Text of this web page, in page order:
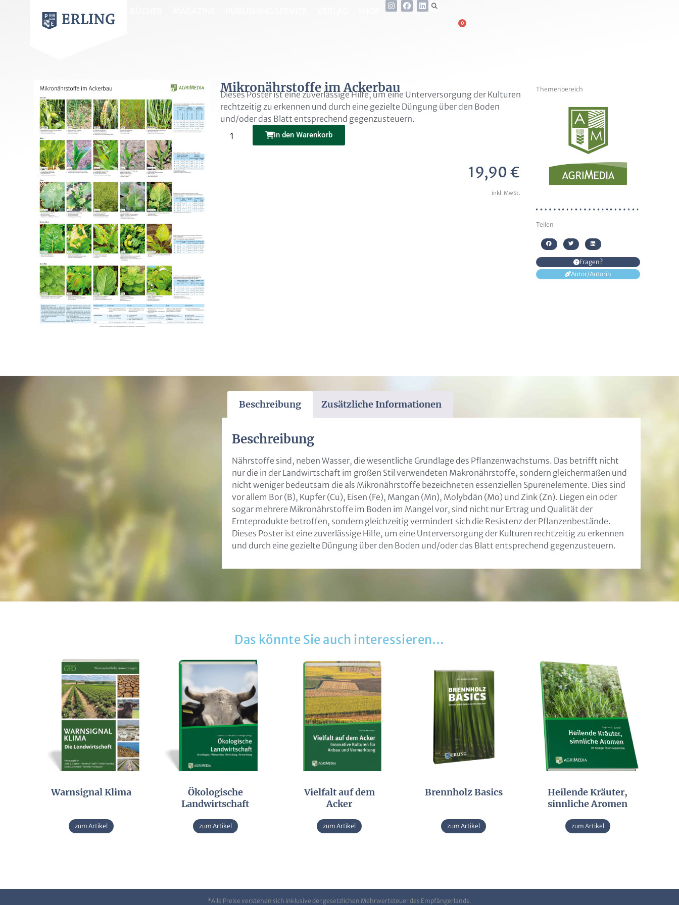
0
Mikronährstoffe im Ackerbau
Dieses Poster ist eine zuverlässige Hilfe, um eine Unterversorgung der Kulturen
rechtzeitig zu erkennen und durch eine gezielte Düngung über den Boden
und/oder das Blatt entsprechend gegenzusteuern.
in den Warenkorb
19,90€
inkl. MwSt.
Themenbereich
Teilen
Fragen?
Name
Alternative:
Autor/Autorin
not found
Beschreibung Zusätzliche Informationen
Beschreibung
Nährstoffe sind, neben Wasser, die wesentliche Grundlage des Pflanzenwachstums. Das betrifft nicht
nur die in der Landwirtschaft im großen Stil verwendeten Makronährstoffe, sondern gleichermaßen und
nicht weniger bedeutsam die als Mikronährstoffe bezeichneten essenziellen Spurenelemente. Dies sind
vor allem Bor (B), Kupfer (Cu), Eisen (Fe), Mangan (Mn), Molybdän (Mo) und Zink (Zn). Liegen ein oder
sogar mehrere Mikronährstoffe im Boden im Mangel vor, sind nicht nur Ertrag und Qualität der
Ernteprodukte betroffen, sondern gleichzeitig vermindert sich die Resistenz der Pflanzenbestände.
Dieses Poster ist eine zuverlässige Hilfe, um eine Unterversorgung der Kulturen rechtzeitig zu erkennen
und durch eine gezielte Düngung über den Boden und/oder das Blatt entsprechend gegenzusteuern.
Das könnte Sie auch interessieren…
Warnsignal Klima
zum Artikel
Ökologische
Landwirtschaft
zum Artikel
Vielfalt auf dem
Acker
zum Artikel
Brennholz Basics
zum Artikel
Heilende Kräuter,
sinnliche Aromen
zum Artikel
*Alle Preise verstehen sich inklusive der gesetzlichen Mehrwertsteuer des Empfängerlands.